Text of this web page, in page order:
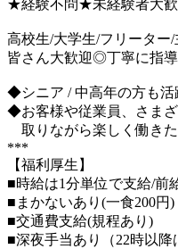
★経験不問★未経験者大
高校生/大学生/フリーター
皆さん大歓迎◎丁寧に指導
◆シニア / 中高年の方も活
◆お客様や従業員、さま
取りながら楽しく働き
***
【福利厚生】
■時給は1分単位で支給/前
■まかないあり(一食200円)
■交通費支給(規程あり)
■深夜手当あり（22時以降